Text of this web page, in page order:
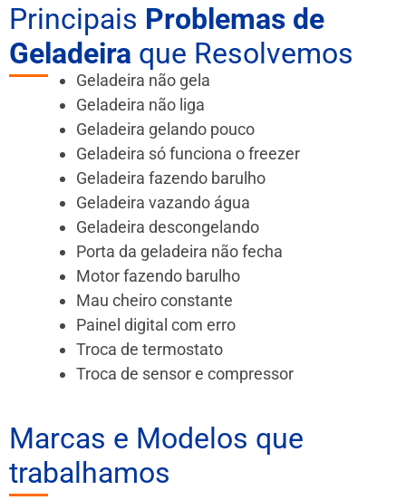
Principais Problemas de
Geladeira que Resolvemos
Geladeira não gela
Geladeira não liga
Geladeira gelando pouco
Geladeira só funciona o freezer
Geladeira fazendo barulho
Geladeira vazando água
Geladeira descongelando
Porta da geladeira não fecha
Motor fazendo barulho
Mau cheiro constante
Painel digital com erro
Troca de termostato
Troca de sensor e compressor
Marcas e Modelos que
trabalhamos